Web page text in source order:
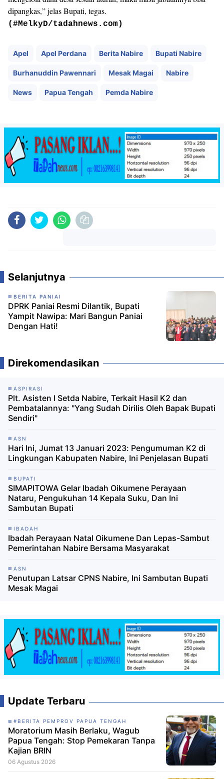
dipangkas,” jelas Bupati, tegas.
(#MelkyD/tadahnews.com)
Apel Apel Perdana Berita Nabire Bupati Nabire
Burhanuddin Pawennari Mesak Magai Nabire
News Papua Tengah Pemda Nabire
Selanjutnya
BERITA PANIAI
DPRK Paniai Resmi Dilantik, Bupati
Yampit Nawipa: Mari Bangun Paniai
Dengan Hati!
Direkomendasikan
ASPIRASI
Plt. Asisten I Setda Nabire, Terkait Hasil K2 dan
Pembatalannya: "Yang Sudah Dirilis Oleh Bapak Bupati
Sendiri"
ASN
Hari Ini, Jumat 13 Januari 2023: Pengumuman K2 di
Lingkungan Kabupaten Nabire, Ini Penjelasan Bupati
BUPATI
SIMAPITOWA Gelar Ibadah Oikumene Perayaan
Nataru, Pengukuhan 14 Kepala Suku, Dan Ini
Sambutan Bupati
IBADAH
Ibadah Perayaan Natal Oikumene Dan Lepas-Sambut
Pemerintahan Nabire Bersama Masyarakat
ASN
Penutupan Latsar CPNS Nabire, Ini Sambutan Bupati
Mesak Magai
Update Terbaru
#BERITA PEMPROV PAPUA TENGAH
Moratorium Masih Berlaku, Wagub
Papua Tengah: Stop Pemekaran Tanpa
Kajian BRIN
06 Agustus 2026